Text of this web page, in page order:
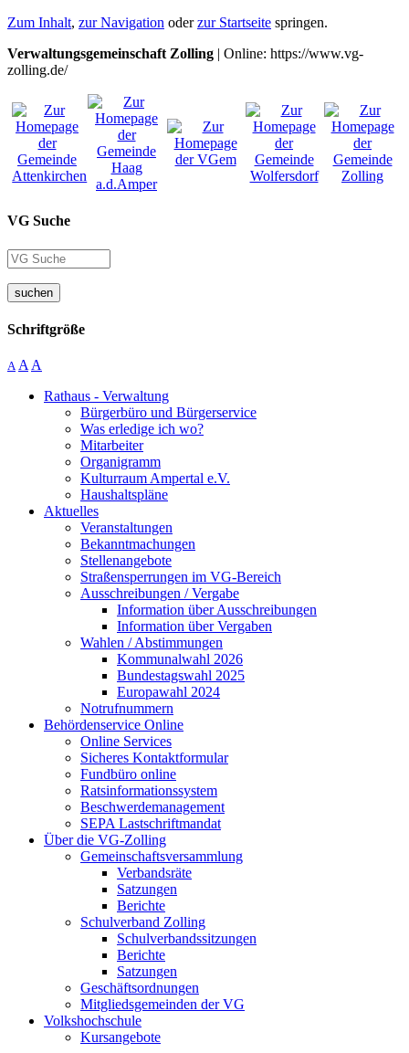
Zum Inhalt, zur Navigation oderzur Startseite springen.
Verwaltungsgemeinschaft Zolling | Online: https://www.vg-
zolling.de/
VG Suche
suchen
Schriftgröße
A A A
Rathaus - Verwaltung
Bürgerbüro und Bürgerservice
Was erledige ich wo?
Mitarbeiter
Organigramm
Kulturraum Ampertal e.V.
Haushaltspläne
Aktuelles
Veranstaltungen
Bekanntmachungen
Stellenangebote
Straßensperrungen im VG-Bereich
Ausschreibungen / Vergabe
Information über Ausschreibungen
Information über Vergaben
Wahlen / Abstimmungen
Kommunalwahl 2026
Bundestagswahl 2025
Europawahl 2024
Notrufnummern
Behördenservice Online
Online Services
Sicheres Kontaktformular
Fundbüro online
Ratsinformationssystem
Beschwerdemanagement
SEPA Lastschriftmandat
Über die VG-Zolling
Gemeinschaftsversammlung
Verbandsräte
Satzungen
Berichte
Schulverband Zolling
Schulverbandssitzungen
Berichte
Satzungen
Geschäftsordnungen
Mitgliedsgemeinden der VG
Volkshochschule
Kursangebote